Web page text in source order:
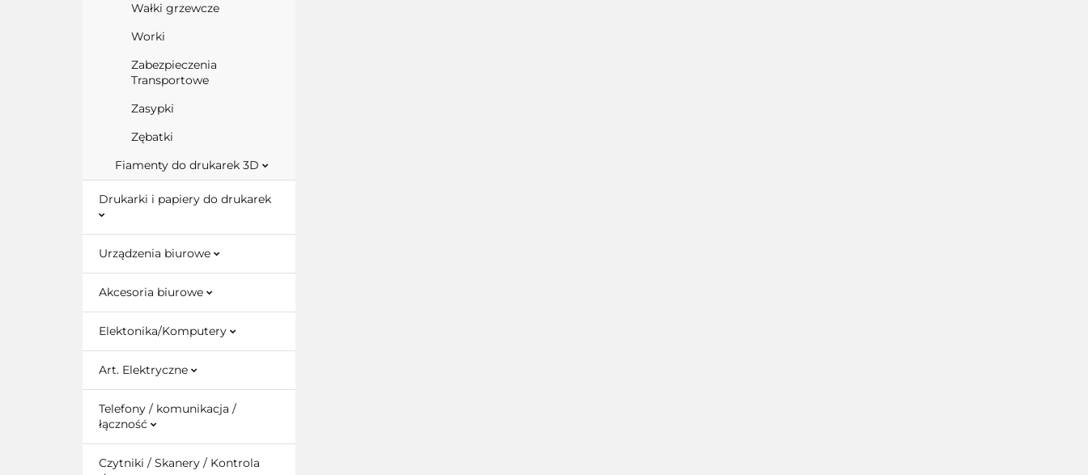
Wałki grzewcze
Worki
Zabezpieczenia
Transportowe
Zasypki
Zębatki
Fiamenty do drukarek 3D
Drukarki i papiery do drukarek
Urządzenia biurowe
Akcesoria biurowe
Elektonika/Komputery
Art. Elektryczne
Telefony / komunikacja /
łączność
Czytniki / Skanery / Kontrola